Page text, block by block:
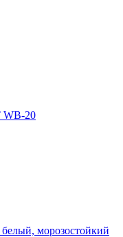
20
морозостойкий